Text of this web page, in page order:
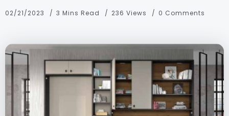
02/21/2023 3 Mins Read 236 Views 0 Comments